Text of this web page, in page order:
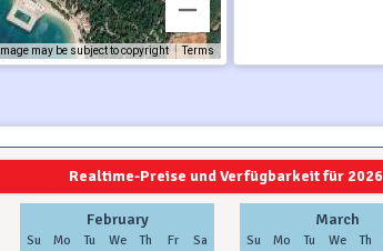
Image may be subject to copyright Terms
Realtime-Preise und Verfügbarkeit für 2026
February
Su Mo Tu We Th Fr Sa
March
Su Mo Tu We Th